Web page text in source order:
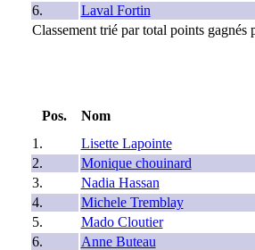
6.
Laval Fortin
Classement trié par total points
Pos.
Nom
1.
Lisette Lapointe
2.
Monique chouinard
3.
Nadia Hassan
4.
Michele Tremblay
5.
Mado Cloutier
6.
Anne Buteau